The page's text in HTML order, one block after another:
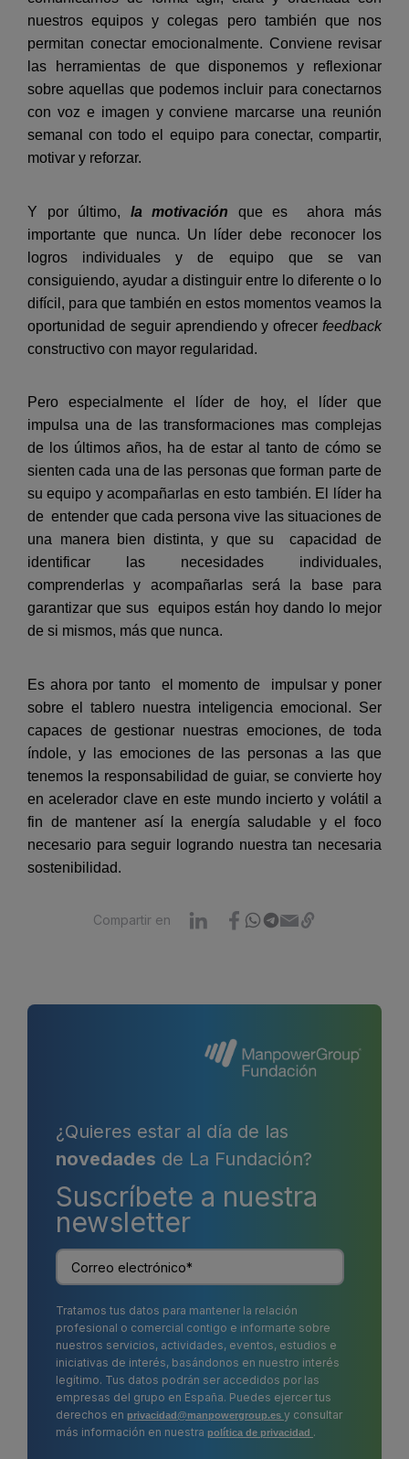
nuestros equipos y colegas pero también que nos
permitan conectar emocionalmente. Conviene revisar
las herramientas de que disponemos y reflexionar
sobre aquellas que podemos incluir para conectarnos
con voz e imagen y conviene marcarse una reunión
semanal con todo el equipo para conectar, compartir,
motivar y reforzar.
Y por último, la motivación que es ahora más
importante que nunca. Un líder debe reconocer los
logros individuales y de equipo que se van
consiguiendo, ayudar a distinguir entre lo diferente o lo
difícil, para que también en estos momentos veamos la
oportunidad de seguir aprendiendo y ofrecer feedback
constructivo con mayor regularidad.
Pero especialmente el líder de hoy, el líder que
impulsa una de las transformaciones mas complejas
de los últimos años, ha de estar al tanto de cómo se
sienten cada una de las personas que forman parte de
su equipo y acompañarlas en esto también. El líder ha
de entender que cada persona vive las situaciones de
una manera bien distinta, y que su capacidad de
identificar las necesidades individuales,
comprenderlas y acompañarlas será la base para
garantizar que sus equipos están hoy dando lo mejor
de si mismos, más que nunca.
Es ahora por tanto el momento de impulsar y poner
sobre el tablero nuestra inteligencia emocional. Ser
capaces de gestionar nuestras emociones, de toda
índole, y las emociones de las personas a las que
tenemos la responsabilidad de guiar, se convierte hoy
en acelerador clave en este mundo incierto y volátil a
fin de mantener así la energía saludable y el foco
necesario para seguir logrando nuestra tan necesaria
sostenibilidad.
Compartir en
¿Quieres estar al día de las
novedades de La Fundación?
Suscríbete a nuestra
newsletter
Tratamos tus datos para mantener la relación
profesional o comercial contigo e informarte sobre
nuestros servicios, actividades, eventos, estudios e
iniciativas de interés, basándonos en nuestro interés
legítimo. Tus datos podrán ser accedidos por las
empresas del grupo en España. Puedes ejercer tus
derechos enprivacidad@manpowergroup.esy consultar
más información en nuestrapolítica de privacidad .